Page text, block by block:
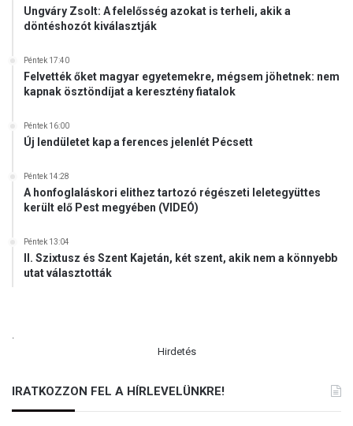
Ungváry Zsolt: A felelősség azokat is terheli, akik a
döntéshozót kiválasztják
Péntek 17:40
Felvették őket magyar egyetemekre, mégsem jöhetnek: nem
kapnak ösztöndíjat a keresztény fiatalok
Péntek 16:00
Új lendületet kap a ferences jelenlét Pécsett
Péntek 14:28
A honfoglaláskori elithez tartozó régészeti leletegyüttes
került elő Pest megyében (VIDEÓ)
Péntek 13:04
II. Szixtusz és Szent Kajetán, két szent, akik nem a könnyebb
utat választották
Hirdetés
IRATKOZZON FEL A HÍRLEVELÜNKRE!